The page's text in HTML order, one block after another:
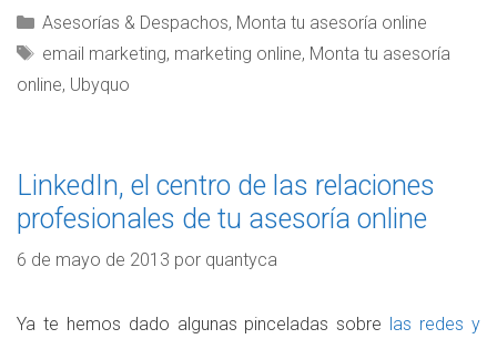
Asesorías & Despachos, Monta tu asesoría online
email marketing, marketing online, Monta tu asesoría
online, Ubyquo
LinkedIn, el centro de las relaciones
profesionales de tu asesoría online
6 de mayo de 2013 por quantyca
Ya te hemos dado algunas pinceladas sobre
las redes y